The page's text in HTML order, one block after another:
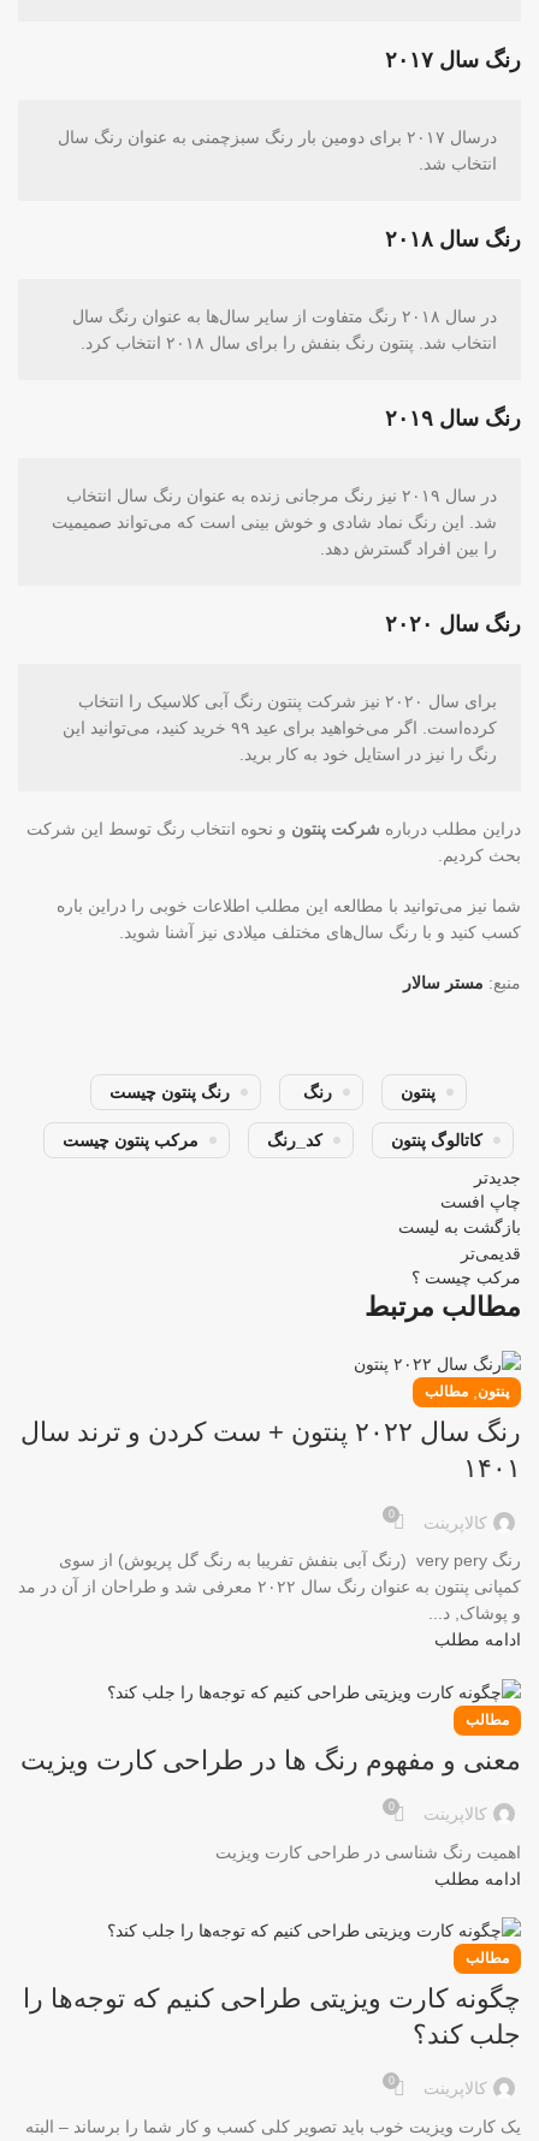
رنگ سال ۲۰۱۷
درسال ۲۰۱۷ برای دومین بار رنگ سبزچمنی به عنوان رنگ سال
انتخاب شد.
رنگ سال ۲۰۱۸
در سال ۲۰۱۸ رنگ متفاوت از سایر سال‌ها به عنوان رنگ سال
انتخاب شد. پنتون رنگ بنفش را برای سال ۲۰۱۸ انتخاب کرد.
رنگ سال ۲۰۱۹
در سال ۲۰۱۹ نیز رنگ مرجانی زنده به عنوان رنگ سال انتخاب
شد. این رنگ نماد شادی و خوش بینی است که می‌تواند صمیمیت
را بین افراد گسترش دهد.
رنگ سال ۲۰۲۰
برای سال ۲۰۲۰ نیز شرکت پنتون رنگ آبی کلاسیک را انتخاب
کرده‌است. اگر می‌خواهید برای عید ۹۹ خرید کنید، می‌توانید این
رنگ را نیز در استایل خود به کار برید.
دراین مطلب درباره شرکت پنتون و نحوه انتخاب رنگ توسط این شرکت
بحث کردیم.
شما نیز می‌توانید با مطالعه این مطلب اطلاعات خوبی را دراین باره
کسب کنید و با رنگ سال‌های مختلف میلادی نیز آشنا شوید.
منبع: مستر سالار
پنتون رنگ رنگ پنتون چیست
کاتالوگ پنتون کد_رنگ
مرکب پنتون چیست
جدیدتر
چاپ افست
بازگشت به لیست
قدیمی‌تر
مرکب چیست ؟
مطالب مرتبط
پنتون, مطالب
رنگ سال ۲۰۲۲ پنتون + ست کردن و ترند سال
۱۴۰۱
کالاپرینت 0
رنگ very pery (رنگ آبی بنفش تفریبا به رنگ گل پریوش) از سوی
کمپانی پنتون به عنوان رنگ سال ۲۰۲۲ معرفی شد و طراحان از آن در مد
و پوشاک, د...
ادامه مطلب
مطالب
معنی و مفهوم رنگ ها در طراحی کارت ویزیت
کالاپرینت 0
اهمیت رنگ شناسی در طراحی کارت ویزیت
ادامه مطلب
مطالب
چگونه کارت ویزیتی طراحی کنیم که توجه‌ها را
جلب کند؟
کالاپرینت 0
یک کارت ویزیت خوب باید تصویر کلی کسب و کار شما را برساند – البته